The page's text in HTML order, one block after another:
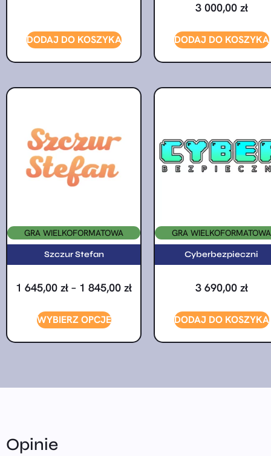
DODAJ DO KOSZYKA
3 000,00 zł
DODAJ DO KOSZYKA
GRA WIELKOFORMATOWA
Szczur Stefan
1 645,00 zł – 1 845,00 zł
WYBIERZ OPCJE
GRA WIELKOFORMATOWA
Cyberbezpieczni
3 690,00 zł
DODAJ DO KOSZYKA
Opinie